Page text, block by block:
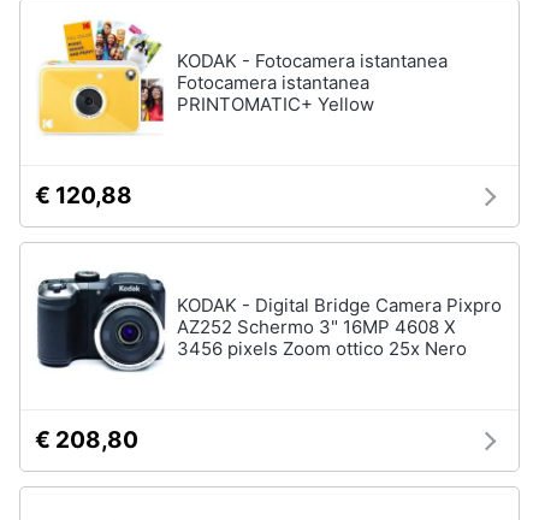
KODAK - Fotocamera istantanea
Fotocamera istantanea
PRINTOMATIC+ Yellow
€ 120,88
KODAK - Digital Bridge Camera Pixpro
AZ252 Schermo 3" 16MP 4608 X
3456 pixels Zoom ottico 25x Nero
€ 208,80